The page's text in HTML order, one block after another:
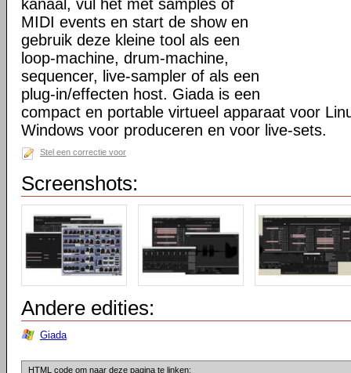
kanaal, vul het met samples of
MIDI events en start de show en
gebruik deze kleine tool als een
loop-machine, drum-machine,
sequencer, live-sampler of als een
plug-in/effecten host. Giada is een
compact en portable virtueel apparaat voor
Windows voor produceren en voor live-sets.
Stel een correctie voor
Screenshots:
Andere edities:
Giada
HTML code om naar deze pagina te linken: